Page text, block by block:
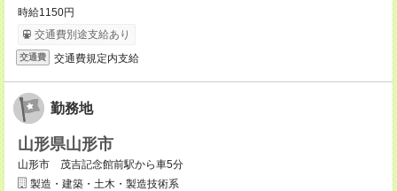
時給1150円
交通費別途支給あり
交通費 交通費規定内支給
勤務地
山形県山形市
山形市 茂吉記念館前駅から車5分
製造・建築・土木・製造技術系